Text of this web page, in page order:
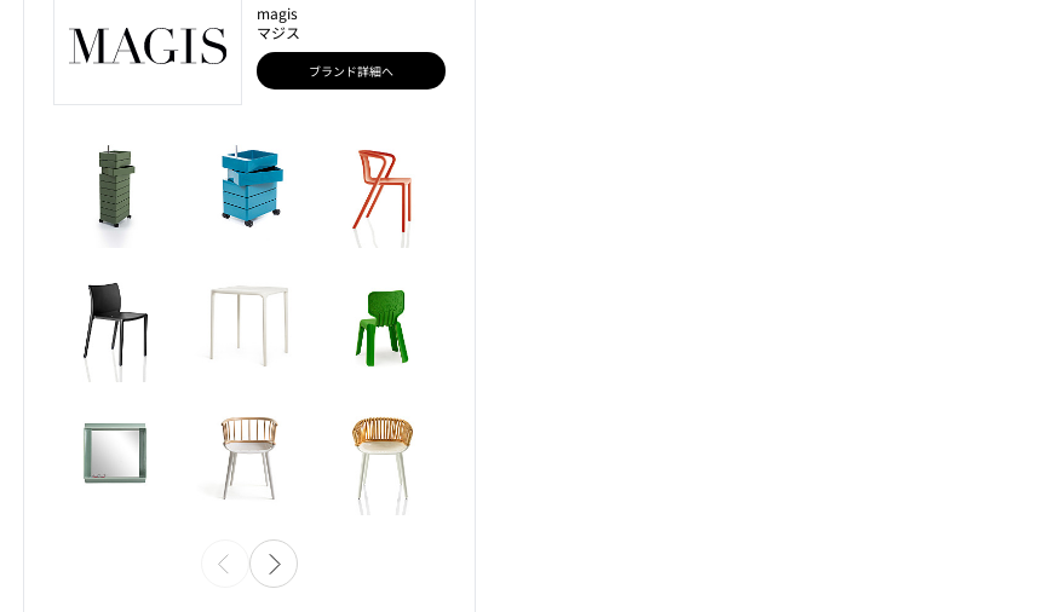
magis
マジス
ブランド詳細へ